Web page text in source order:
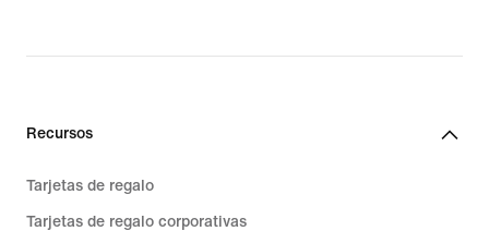
Recursos
Tarjetas de regalo
Tarjetas de regalo corporativas